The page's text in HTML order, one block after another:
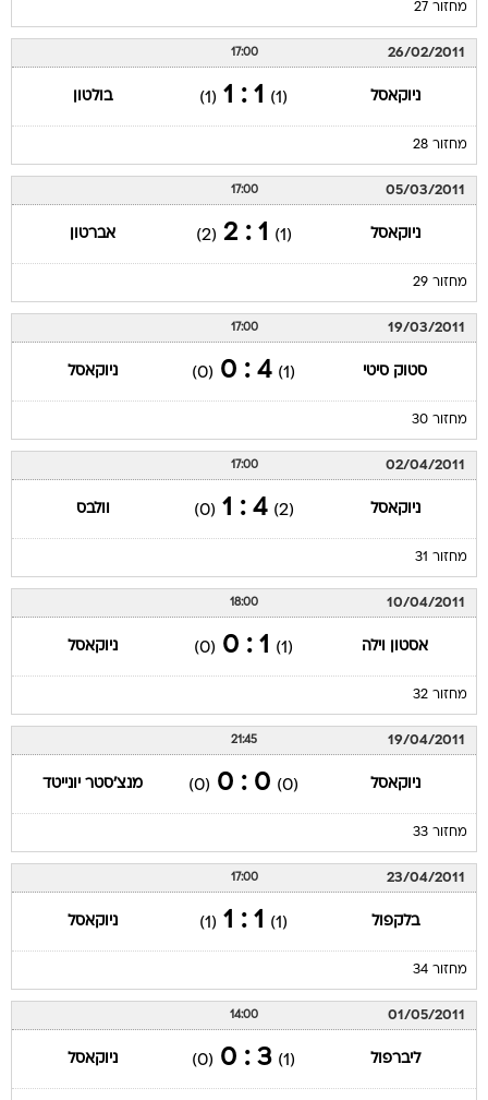
מחזור 27
26/02/2011
17:00
ניוקאסל (1)
1 : 1
(1) בולטון
מחזור 28
05/03/2011
17:00
ניוקאסל (1)
1 : 2
(2) אברטון
מחזור 29
19/03/2011
17:00
סטוק סיטי (1)
4 : 0
(0) ניוקאסל
מחזור 30
02/04/2011
17:00
ניוקאסל (2)
4 : 1
(0) וולבס
מחזור 31
10/04/2011
18:00
אסטון וילה (1)
1 : 0
(0) ניוקאסל
מחזור 32
19/04/2011
21:45
ניוקאסל (0)
0 : 0
(0) מנצ'סטר יונייטד
מחזור 33
23/04/2011
17:00
בלקפול (1)
1 : 1
(1) ניוקאסל
מחזור 34
01/05/2011
14:00
ליברפול (1)
3 : 0
(0) ניוקאסל